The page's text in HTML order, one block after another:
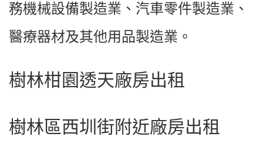
務機械設備製造業、汽車零件製造業、
醫療器材及其他用品製造業。
樹林柑園透天廠房出租
樹林區西圳街附近廠房出租